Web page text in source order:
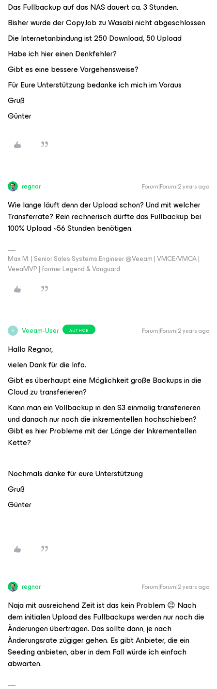
Das Fullbackup auf das NAS dauert ca. 3 Stunden.
Bisher wurde der CopyJob zu Wasabi nicht abgeschlossen
Die Internetanbindung ist 250 Download, 50 Upload
Habe ich hier einen Denkfehler?
Gibt es eine bessere Vorgehensweise?
Für Eure Unterstützung bedanke ich mich im Voraus
Gruß
Günter
regnor Forum|Forum|2 years ago
Wie lange läuft denn der Upload schon? Und mit welcher
Transferrate? Rein rechnerisch dürfte das Fullbackup bei
100% Upload ~56 Stunden benötigen.
Max M. | Senior Sales Systems Engineer @Veeam | VMCE/VMCA |
VeeaMVP | former Legend & Vanguard
V Veeam-User AUTHOR Forum|Forum|2 years ago
Hallo Regnor,
vielen Dank für die Info.
Gibt es überhaupt eine Möglichkeit große Backups in die
Cloud zu transferieren?
Kann man ein Vollbackup in den S3 einmalig transferieren
und danach nur noch die inkrementellen hochschieben?
Gibt es hier Probleme mit der Länge der Inkrementellen
Kette?
Nochmals danke für eure Unterstützung
Gruß
Günter
regnor Forum|Forum|2 years ago
Naja mit ausreichend Zeit ist das kein Problem 😉 Nach
dem initialen Upload des Fullbackups werden nur noch die
Änderungen übertragen. Das sollte dann, je nach
Änderungsrate zügiger gehen. Es gibt Anbieter, die ein
Seeding anbieten, aber in dem Fall würde ich einfach
abwarten.